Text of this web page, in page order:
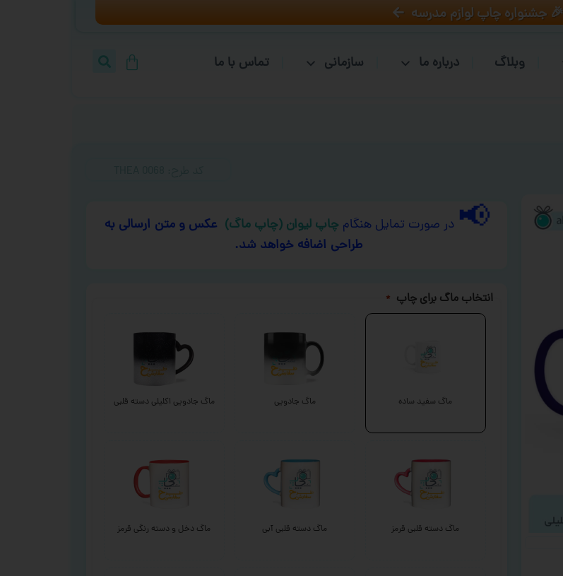
🎉 جشنواره چاپ لوازم مدرسه
وبلاگ درباره ما سازمانی تماس با ما
📢 در صورت تمایل هنگام چاپ لیوان (چاپ ماگ) عکس و متن ارسالی به
طراحی اضافه خواهد شد.
انتخاب ماگ برای چاپ *
ماگ سفید ساده ماگ جادویی ماگ جادویی اکلیلی دسته قلبی
ماگ دسته قلبی قرمز ماگ دسته قلبی آبی ماگ دخل و دسته رنگی قرمز